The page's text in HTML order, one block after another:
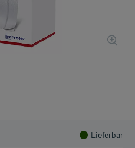
Lieferbar